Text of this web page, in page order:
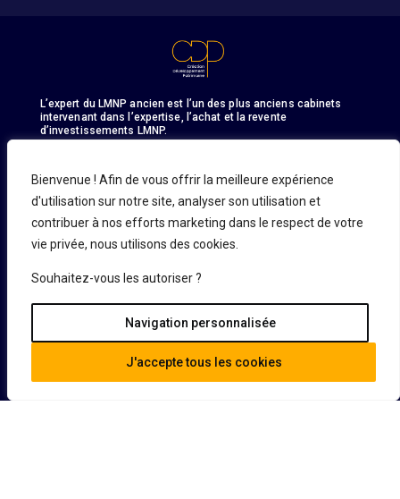
Bienvenue ! Afin de vous offrir la meilleure expérience
d'utilisation sur notre site, analyser son utilisation et
contribuer à nos efforts marketing dans le respect de votre
vie privée, nous utilisons des cookies.
Souhaitez-vous les autoriser ?
Navigation personnalisée
J'accepte tous les cookies
Demande d’informations
L’expert du LMNP ancien est l’un des plus anciens cabinets
intervenant dans l’expertise, l’achat et la revente
d’investissements LMNP.
En savoir plus
Vendre un bien